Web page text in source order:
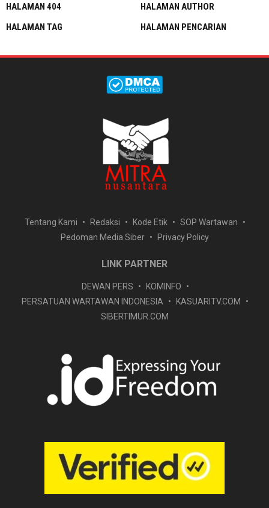
HALAMAN 404
HALAMAN AUTHOR
HALAMAN TAG
HALAMAN PENCARIAN
Tentang Kami Redaksi Kode Etik
SOP Wartawan
Pedoman Media Siber
Privacy Policy
LINK PARTNER
DEWAN PERS
KOMINFO
PERSATUAN WARTAWAN INDONESIA
KASUARITV.COM
SIBERTIMUR.COM